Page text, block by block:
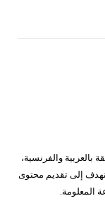
والفرنسية،
إلى تقديم محتوى
المعلومة.